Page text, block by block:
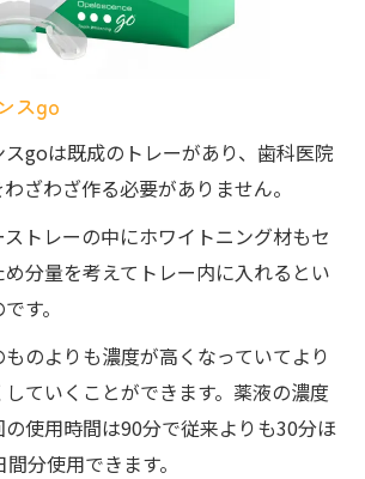
スgo
goは既成のトレーがあり、歯科医院
ざわざ作る必要がありません。
トレーの中にホワイトニング材もセ
分量を考えてトレー内に入れるとい
す。
のよりも濃度が高くなっていてより
ていくことができます。薬液の濃度
使用時間は90分で従来よりも30分ほ
分使用できます。